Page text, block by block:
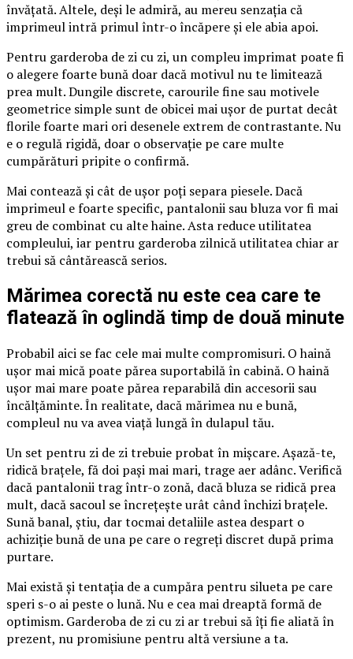
învățată. Altele, deși le admiră, au mereu senzația că
imprimeul intră primul într-o încăpere și ele abia apoi.
Pentru garderoba de zi cu zi, un compleu imprimat poate fi
o alegere foarte bună doar dacă motivul nu te limitează
prea mult. Dungile discrete, carourile fine sau motivele
geometrice simple sunt de obicei mai ușor de purtat decât
florile foarte mari ori desenele extrem de contrastante. Nu
e o regulă rigidă, doar o observație pe care multe
cumpărături pripite o confirmă.
Mai contează și cât de ușor poți separa piesele. Dacă
imprimeul e foarte specific, pantalonii sau bluza vor fi mai
greu de combinat cu alte haine. Asta reduce utilitatea
compleului, iar pentru garderoba zilnică utilitatea chiar ar
trebui să cântărească serios.
Mărimea corectă nu este cea care te
flatează în oglindă timp de două minute
Probabil aici se fac cele mai multe compromisuri. O haină
ușor mai mică poate părea suportabilă în cabină. O haină
ușor mai mare poate părea reparabilă din accesorii sau
încălțăminte. În realitate, dacă mărimea nu e bună,
compleul nu va avea viață lungă în dulapul tău.
Un set pentru zi de zi trebuie probat în mișcare. Așază-te,
ridică brațele, fă doi pași mai mari, trage aer adânc. Verifică
dacă pantalonii trag într-o zonă, dacă bluza se ridică prea
mult, dacă sacoul se încrețește urât când închizi brațele.
Sună banal, știu, dar tocmai detaliile astea despart o
achiziție bună de una pe care o regreți discret după prima
purtare.
Mai există și tentația de a cumpăra pentru silueta pe care
speri s-o ai peste o lună. Nu e cea mai dreaptă formă de
optimism. Garderoba de zi cu zi ar trebui să îți fie aliată în
prezent, nu promisiune pentru altă versiune a ta.